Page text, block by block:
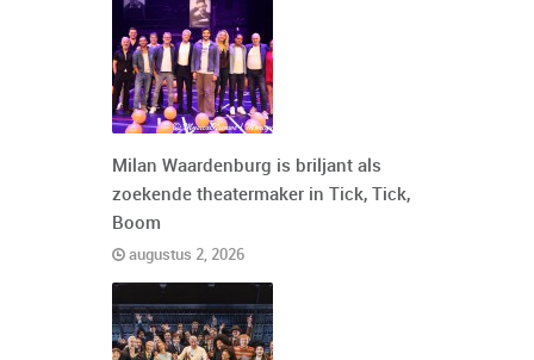
Milan Waardenburg is briljant als
zoekende theatermaker in Tick, Tick,
Boom
augustus 2, 2026